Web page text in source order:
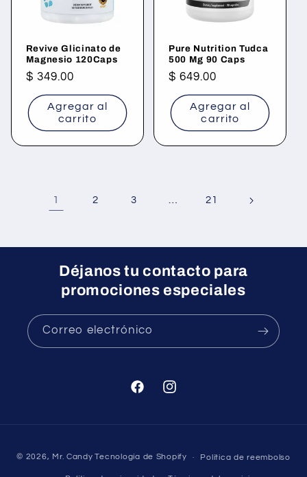
Revive Glicinato de
Magnesio 120Caps
Precio
habitual
$ 349.00
Agregar al
carrito
Pure Nutrition Tudca
500 Mg 90 Caps
Precio
habitual
$ 649.00
Agregar al
carrito
1 2 3 … 21
Déjanos tu contacto para
promociones especiales
Correo electrónico
FacebookInstagram
de
© 2026, Mr. Candy Tecnología de Shopify Política de reembolso